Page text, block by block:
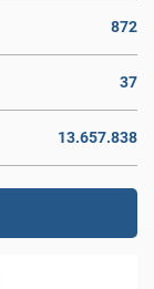
872
37
13.657.838